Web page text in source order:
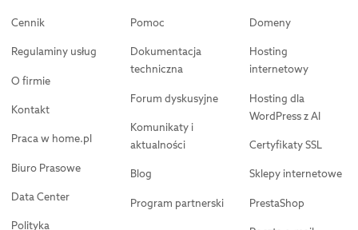
Cennik
Regulaminy usług
O firmie
Kontakt
Praca w home.pl
Biuro Prasowe
Data Center
Polityka
Pomoc
Dokumentacja
techniczna
Forum dyskusyjne
Komunikaty i
aktualności
Blog
Program partnerski
Domeny
Hosting
internetowy
Hosting dla
WordPress z AI
Certyfikaty SSL
Sklepy internetowe
PrestaShop